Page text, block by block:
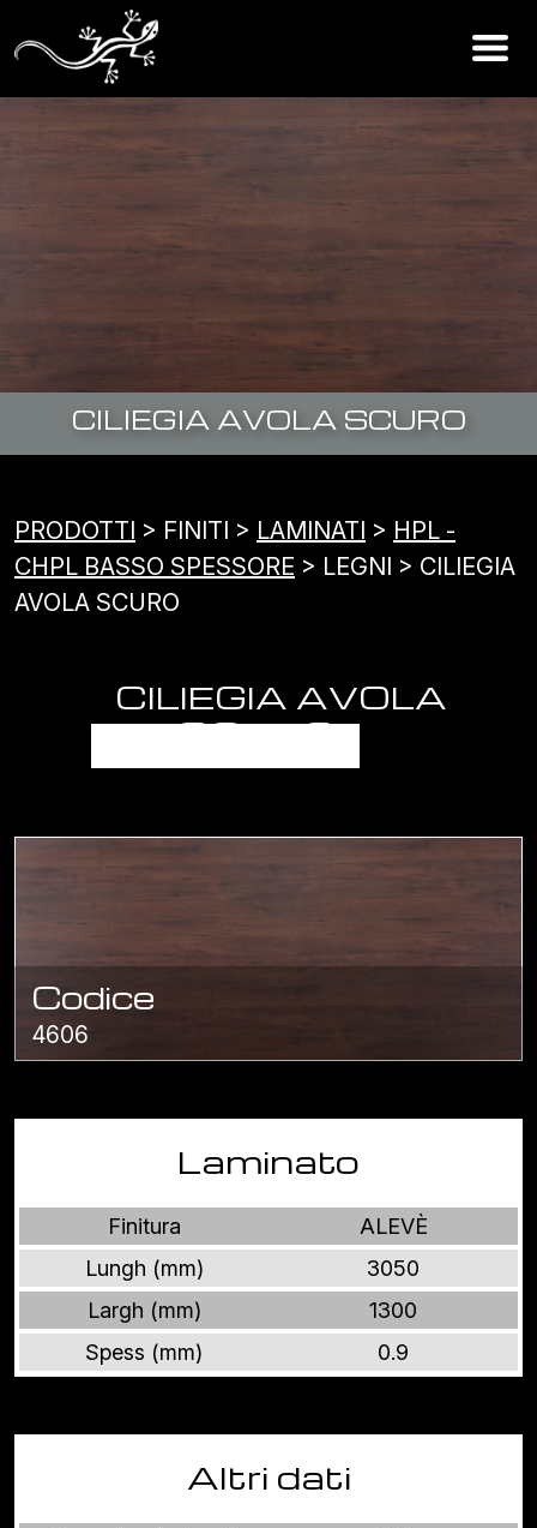
CILIEGIA AVOLA SCURO
PRODOTTI > FINITI > LAMINATI > HPL -
CHPL BASSO SPESSORE > LEGNI > CILIEGIA
AVOLA SCURO
CILIEGIA AVOLA
SCURO
Codice
4606
Laminato
Finitura
ALEVÈ
Lungh (mm)
3050
Largh (mm)
1300
Spess (mm)
0.9
Altri dati